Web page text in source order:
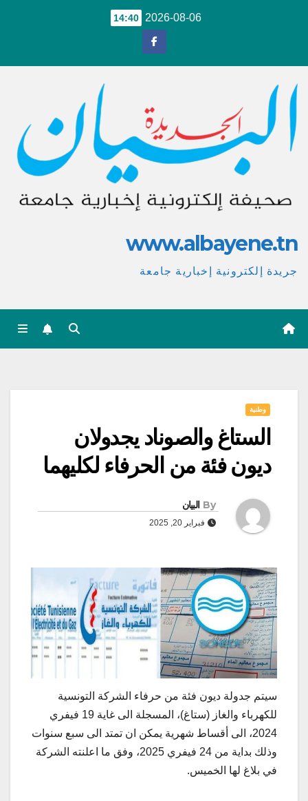
2026-08-06
14:40
www.albayene.tn
جريدة إلكترونية إخبارية جامعة
وطنية
الستاغ والصوناد يجدولان
ديون فئة من الحرفاء لكليهما
By البيان
فبراير 20, 2025
سيتم جدولة ديون فئة من حرفاء الشركة التونسية
للكهرباء والغاز (ستاغ)، المسجلة الى غاية 19 فيفري
2024، الى أقساط شهرية يمكن ان تمتد الى سبع سنوات
وذلك بداية من 24 فيفري 2025، وفق ما اعلنته الشركة
في بلاغ لها الخميس.